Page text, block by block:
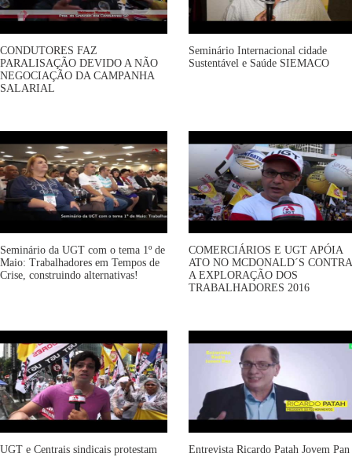
CONDUTORES FAZ
PARALISAÇÃO DEVIDO A NÃO
NEGOCIAÇÃO DA CAMPANHA
SALARIAL
Seminário Internacional cidade
Sustentável e Saúde SIEMACO
Seminário da UGT com o tema 1º de
Maio: Trabalhadores em Tempos de
Crise, construindo alternativas!
COMERCIÁRIOS E UGT APÓIA
ATO NO MCDONALD´S CONTRA
A EXPLORAÇÃO DOS
TRABALHADORES 2016
UGT e Centrais sindicais protestam
Entrevista Ricardo Patah Jovem Pan